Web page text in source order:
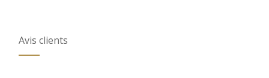
Avis clients